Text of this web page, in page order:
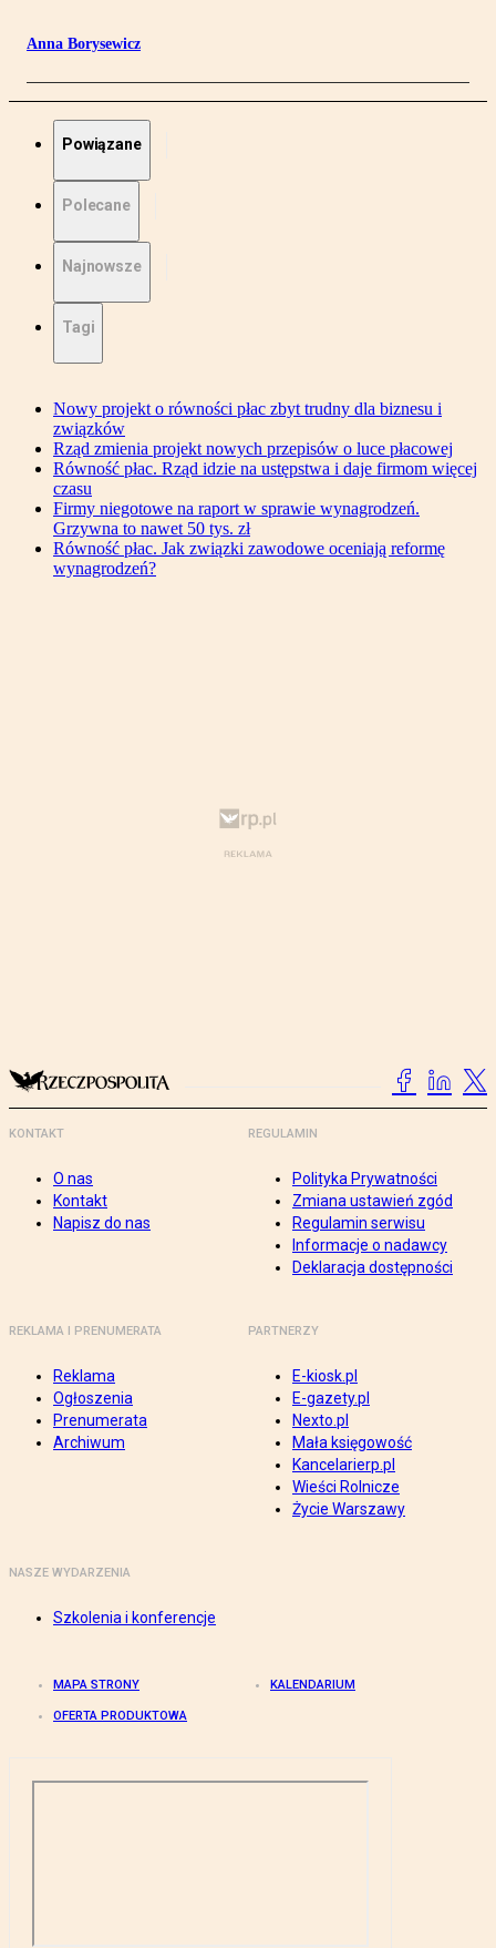
Anna Borysewicz
Powiązane
Polecane
Najnowsze
Tagi
Nowy projekt o równości płac zbyt trudny dla biznesu i
związków
Rząd zmienia projekt nowych przepisów o luce płacowej
Równość płac. Rząd idzie na ustępstwa i daje firmom więcej
czasu
Firmy niegotowe na raport w sprawie wynagrodzeń.
Grzywna to nawet 50 tys. zł
Równość płac. Jak związki zawodowe oceniają reformę
wynagrodzeń?
KONTAKT
O nas
Kontakt
Napisz do nas
REGULAMIN
Polityka Prywatności
Zmiana ustawień zgód
Regulamin serwisu
Informacje o nadawcy
Deklaracja dostępności
REKLAMA I PRENUMERATA
Reklama
Ogłoszenia
Prenumerata
Archiwum
PARTNERZY
E-kiosk.pl
E-gazety.pl
Nexto.pl
Mała księgowość
Kancelarierp.pl
Wieści Rolnicze
Życie Warszawy
NASZE WYDARZENIA
Szkolenia i konferencje
MAPA STRONY KALENDARIUM
OFERTA PRODUKTOWA